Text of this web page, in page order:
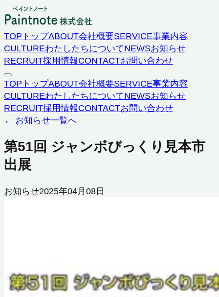
TOP トップABOUT会社概要SERVICE事業内容
CULTUREわたしたちについてNEWSお知らせ
RECRUIT採用情報CONTACTお問い合わせ
TOP トップABOUT会社概要SERVICE事業内容
CULTUREわたしたちについてNEWSお知らせ
RECRUIT採用情報CONTACTお問い合わせ
← お知らせ一覧へ
第51回 ジャンボびっくり見本市
出展
お知らせ2025年04月08日